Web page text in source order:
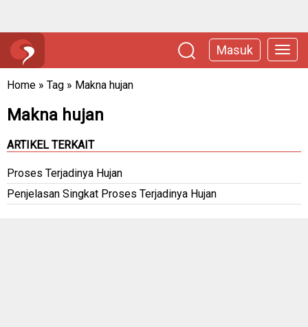
Masuk
Home » Tag » Makna hujan
Makna hujan
ARTIKEL TERKAIT
Proses Terjadinya Hujan
Penjelasan Singkat Proses Terjadinya Hujan